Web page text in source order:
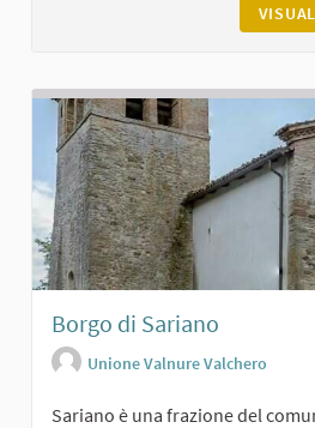
Borgo di Sariano
Unione Valnure Valchero
Sariano è una frazione del